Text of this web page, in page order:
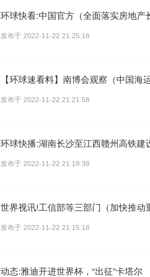
环球快看:中国官方（全面落实房地产
发布于 2022-11-22 21:25:18
【环球速看料】南博会观察（中国海
发布于 2022-11-22 21:21:58
环球快播:湖南长沙至江西赣州高铁建
发布于 2022-11-22 21:18:38
世界视讯!工信部等三部门（加快推动
发布于 2022-11-22 21:15:18
动态:雅迪开进世界杯，“出征”卡塔尔